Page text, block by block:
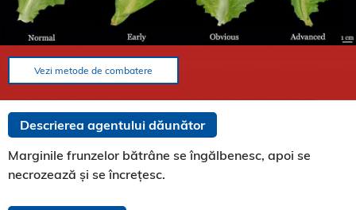
Vezi metode de combatere
Descrierea agentului dăunător
Marginile frunzelor bătrâne se îngălbenesc, apoi se
necrozează și se încrețesc.